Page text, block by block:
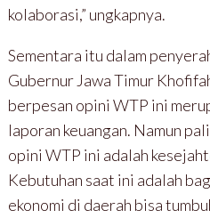
kolaborasi,” ungkapnya.
Sementara itu dalam
Gubernur Jawa Timur
berpesan opini WTP ini
laporan keuangan. Namun
opini WTP ini adalah
Kebutuhan saat ini adalah
ekonomi di daerah bisa